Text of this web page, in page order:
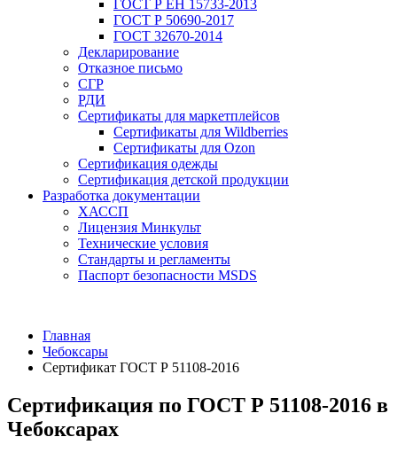
ГОСТ Р ЕН 15733-2013
ГОСТ Р 50690-2017
ГОСТ 32670-2014
Декларирование
Отказное письмо
СГР
РДИ
Сертификаты для маркетплейсов
Сертификаты для Wildberries
Сертификаты для Ozon
Сертификация одежды
Сертификация детской продукции
Разработка документации
ХАССП
Лицензия Минкульт
Технические условия
Стандарты и регламенты
Паспорт безопасности MSDS
Главная
Чебоксары
Сертификат ГОСТ Р 51108-2016
Сертификация по ГОСТ Р 51108-2016 в
Чебоксарах